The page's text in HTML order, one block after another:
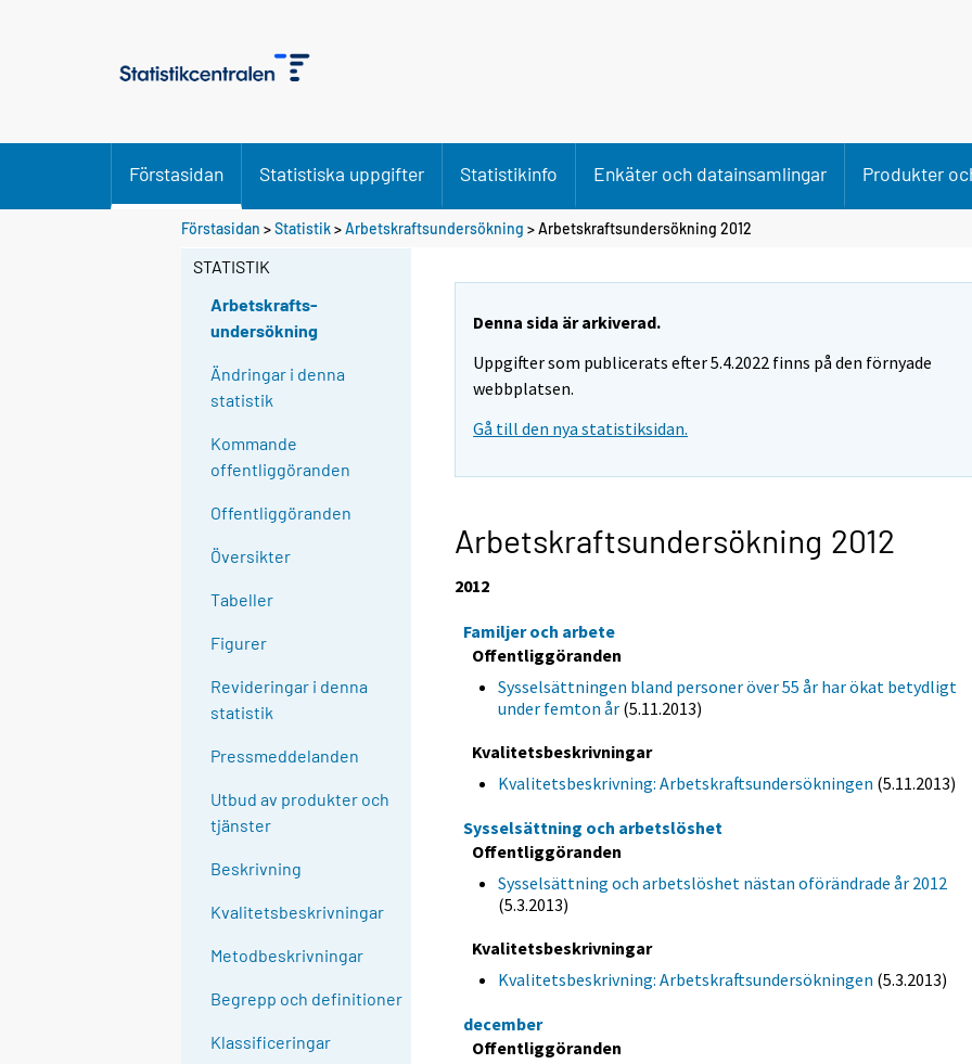
Förstasidan Statistiska uppgifter Statistikinfo Enkäter och datainsamlingar Produkter
Förstasidan >Statistik>Arbetskraftsundersökning > Arbetskraftsundersökning 2012
STATISTIK
Arbetskrafts-
undersökning
Ändringar i denna
statistik
Kommande
offentliggöranden
Offentliggöranden
Översikter
Tabeller
Figurer
Revideringar i denna
statistik
Pressmeddelanden
Utbud av produkter och
tjänster
Beskrivning
Kvalitetsbeskrivningar
Metodbeskrivningar
Begrepp och definitioner
Klassificeringar
Denna sida är arkiverad.
Uppgifter som publicerats efter 5.4.2022 finns på den förnyade
webbplatsen.
Gå till den nya statistiksidan.
Arbetskraftsundersökning 2012
2012
Familjer och arbete
Offentliggöranden
Sysselsättningen bland personer över 55 år har ökat betydligt
under femton år (5.11.2013)
Kvalitetsbeskrivningar
Kvalitetsbeskrivning: Arbetskraftsundersökningen (5.11.2013)
Sysselsättning och arbetslöshet
Offentliggöranden
Sysselsättning och arbetslöshet nästan oförändrade år 2012
(5.3.2013)
Kvalitetsbeskrivningar
Kvalitetsbeskrivning: Arbetskraftsundersökningen (5.3.2013)
december
Offentliggöranden